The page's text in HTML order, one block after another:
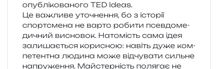
опу­блі­ко­ва­но­го TED Ideas.
Це важли­ве уто­чне­н­ня, бо з істо­рії
спортс­ме­на не варто роби­ти псев­до­ме­
ди­чний висно­вок. Натомість сама ідея
зали­ша­є­ться кори­сною: навіть дуже ком­
пе­тен­тна люди­на може від­чу­ва­ти силь­не
напру­же­н­ня. Майстерність поля­гає не